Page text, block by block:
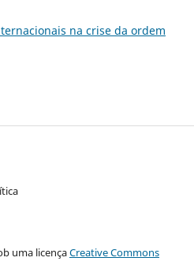
na crise da ordem
uma licençaCreative Commons